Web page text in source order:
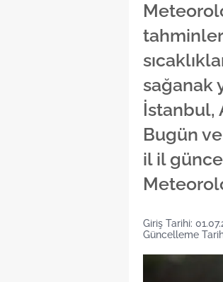
sağanak
İstanbul,
Bugün
il il
Giriş Tarihi:
Güncelleme